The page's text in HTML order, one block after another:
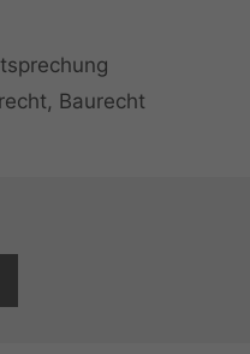
, Baurecht